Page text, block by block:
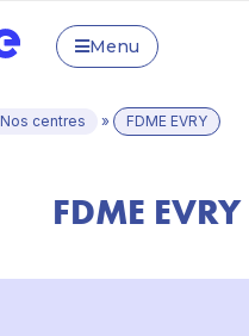
Menu
Nos centres » FDME EVRY
FDME EVRY